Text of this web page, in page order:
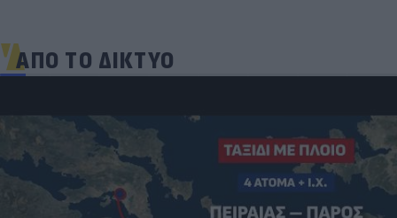
ΑΠΟ ΤΟ ΔΙΚΤΥΟ